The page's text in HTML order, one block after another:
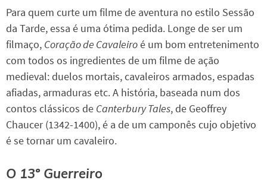
Para quem curte um filme de aventura no estilo Sessão
da Tarde, essa é uma ótima pedida. Longe de ser um
filmaço, Coração de Cavaleiroé um bom entretenimento
com todos os ingredientes de um filme de ação
medieval: duelos mortais, cavaleiros armados, espadas
afiadas, armaduras etc. A história, baseada num dos
contos clássicos de Canterbury Tales, de Geoffrey
Chaucer (1342-1400), é a de um camponês cujo objetivo
é se tornar um cavaleiro.
O 13º Guerreiro